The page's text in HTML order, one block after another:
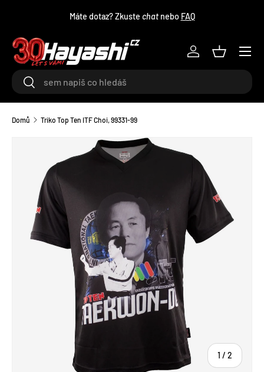
PŘEJÍT NA OBSAHMáte dotaz? Zkuste chatnebo FAQ
HledatHledat
Log inKošík
Menu
Domů Triko Top Ten ITF Choi, 99331-99
TRANSLATION MISSING:
1 / z
2